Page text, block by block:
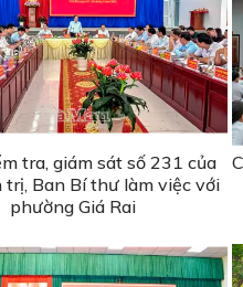
tra, giám sát số 231 của
trị, Ban Bí thư làm việc với
phường Giá Rai